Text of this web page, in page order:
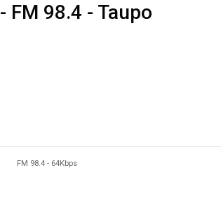
- FM 98.4 - Taupo
FM 98.4 - 64Kbps